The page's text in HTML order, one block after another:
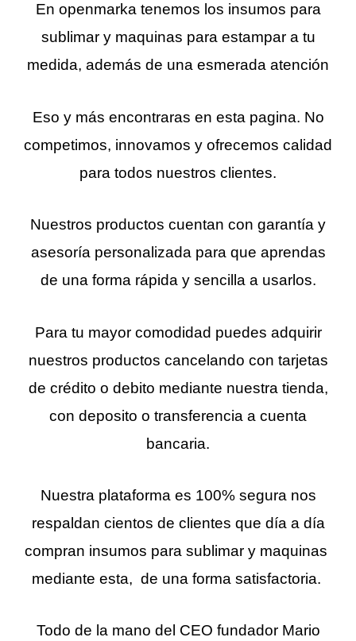
En openmarka tenemos los insumos para
sublimar y maquinas para estampar a tu
medida, además de una esmerada atención
Eso y más encontraras en esta pagina. No
competimos, innovamos y ofrecemos calidad
para todos nuestros clientes.
Nuestros productos cuentan con garantía y
asesoría personalizada para que aprendas
de una forma rápida y sencilla a usarlos.
Para tu mayor comodidad puedes adquirir
nuestros productos cancelando con tarjetas
de crédito o debito mediante nuestra tienda,
con deposito o transferencia a cuenta
bancaria.
Nuestra plataforma es 100% segura nos
respaldan cientos de clientes que día a día
compran insumos para sublimar y maquinas
mediante esta, de una forma satisfactoria.
Todo de la mano del CEO fundador Mario